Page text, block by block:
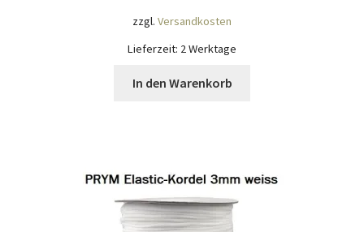
zzgl. Versandkosten
Lieferzeit: 2 Werktage
In den Warenkorb